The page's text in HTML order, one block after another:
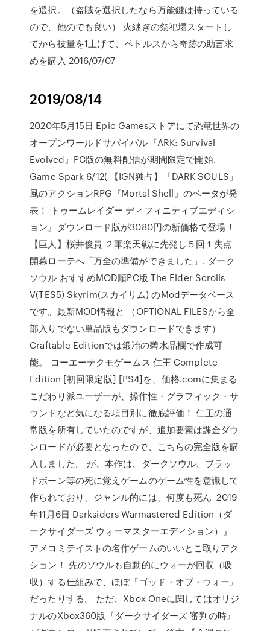
を選択。（盗賊を選択したなら万能鍵は持っている
ので、他のでも良い） 火継ぎの祭祀場スタートし
てから技量を1上げて、ペトルスから奇跡の助言求
めを購入 2016/07/07
2019/08/14
2020年5月15日 Epic Gamesストアにて恐竜世界の
オープンワールドサバイバル『ARK: Survival
Evolved』PC版の無料配信が期間限定で開始.
Game Spark 6/12( 【IGN独占】「DARK SOULS」
風のアクションRPG『Mortal Shell』のベータが発
表！ トゥームレイダー ディフィニティブエディシ
ョン』ダウンロード版が3080円の新価格で登場！
【巨人】桜井俊貴 ２軍楽天戦に先発し５回１失点
開幕ローテへ「万全の準備ができました」. ダーク
ソウル おすすめMOD順PC版 The Elder Scrolls
V(TES5) Skyrim(スカイリム) のModデータベース
です。最新MOD情報と （OPTIONAL FILESから全
部入りでない単品版もダウンロードできます）
Craftable Editionでは鍛冶の碧水晶欄で作成可
能。 コーエーテクモゲームス 仁王 Complete
Edition [初回限定版] [PS4]を、価格.comに集まる
こだわり派ユーザーが、操作性・グラフィック・サ
ウンドなど気になる項目別に徹底評価！ 仁王の通
常版を所有していたのですが、追加要素は課金ダウ
ンロードが必要となったので、こちらの完全版を購
入しました。 が、本作は、ダークソウル、ブラッ
ドボーン等の死に覚えゲームのゲーム性を意識して
作られており、ジャンル的には、何度も死ん 2019
年11月6日 Darksiders Warmastered Edition（ダ
ークサイダーズ ウォーマスターエディション）』
アメコミテイストの名作ゲームのいいとこ取りアク
ション！ 先のソウルも自動的にウォーが回収（吸
収）する仕組みで、ほぼ『ゴッド・オブ・ウォー』
だったりする。 ただ、Xbox Oneに関してはオリジ
ナルのXbox360版『ダークサイダーズ 審判の時』